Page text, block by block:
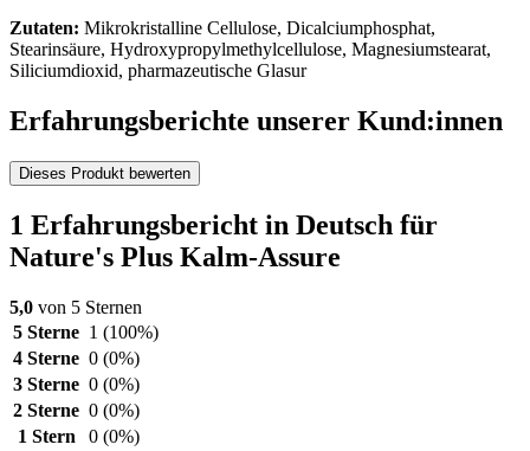
Zutaten: Mikrokristalline Cellulose, Dicalciumphosphat,
Stearinsäure, Hydroxypropylmethylcellulose, Magnesiumstearat,
Siliciumdioxid, pharmazeutische Glasur
Erfahrungsberichte unserer Kund:innen
Dieses Produkt bewerten
1 Erfahrungsbericht in Deutsch für
Nature's Plus Kalm-Assure
5,0 von 5 Sternen
5 Sterne 1 (100%)
4 Sterne 0 (0%)
3 Sterne 0 (0%)
2 Sterne 0 (0%)
1 Stern
0 (0%)